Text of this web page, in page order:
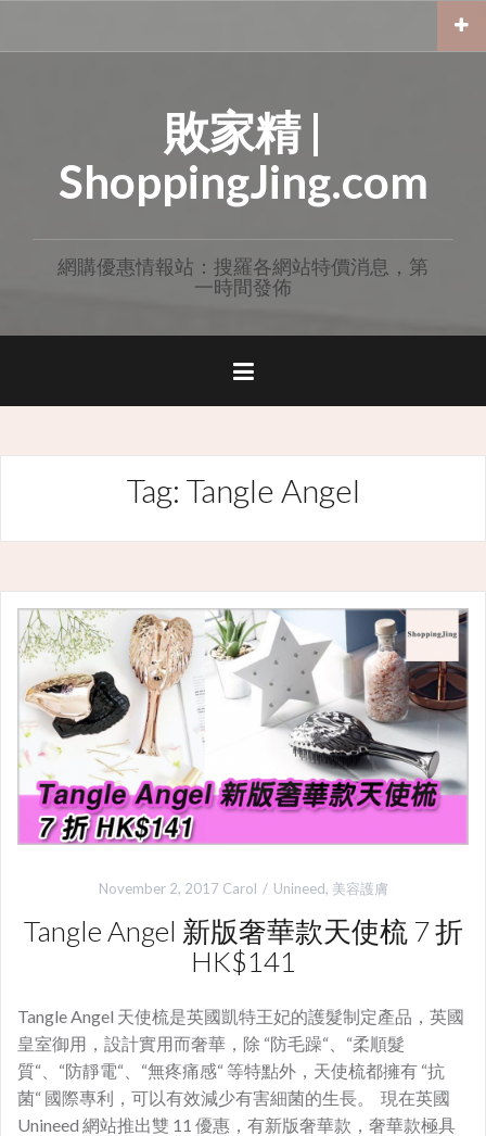
敗家精 |
ShoppingJing.com
網購優惠情報站：搜羅各網站特價消息，第
一時間發佈
Tag: Tangle Angel
November 2, 2017 Carol Unineed, 美容護膚
Tangle Angel 新版奢華款天使梳 7 折
HK$141
Tangle Angel 天使梳是英國凱特王妃的護髮制定產品，英國
皇室御用，設計實用而奢華，除 “防毛躁“、“柔順髮
質“、“防靜電“、“無疼痛感“ 等特點外，天使梳都擁有 “抗
菌“ 國際專利，可以有效減少有害細菌的生長。 現在英國
Unineed 網站推出雙 11 優惠，有新版奢華款，奢華款極具